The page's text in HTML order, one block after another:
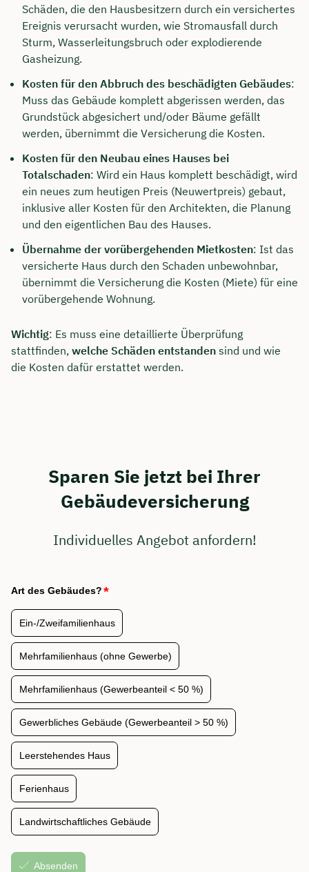
Schäden, die den Hausbesitzern durch ein versichertes
Ereignis verursacht wurden, wie Stromausfall durch
Sturm, Wasserleitungsbruch oder explodierende
Gasheizung.
Kosten für den Abbruch des beschädigten Gebäudes:
Muss das Gebäude komplett abgerissen werden, das
Grundstück abgesichert und/oder Bäume gefällt
werden, übernimmt die Versicherung die Kosten.
Kosten für den Neubau eines Hauses bei
Totalschaden: Wird ein Haus komplett beschädigt, wird
ein neues zum heutigen Preis (Neuwertpreis) gebaut,
inklusive aller Kosten für den Architekten, die Planung
und den eigentlichen Bau des Hauses.
Übernahme der vorübergehenden Mietkosten: Ist das
versicherte Haus durch den Schaden unbewohnbar,
übernimmt die Versicherung die Kosten (Miete) für eine
vorübergehende Wohnung.
Wichtig: Es muss eine detaillierte Überprüfung
stattfinden, welche Schäden entstanden sind und wie
die Kosten dafür erstattet werden.
Sparen Sie jetzt bei Ihrer
Gebäudeversicherung
Individuelles Angebot anfordern!